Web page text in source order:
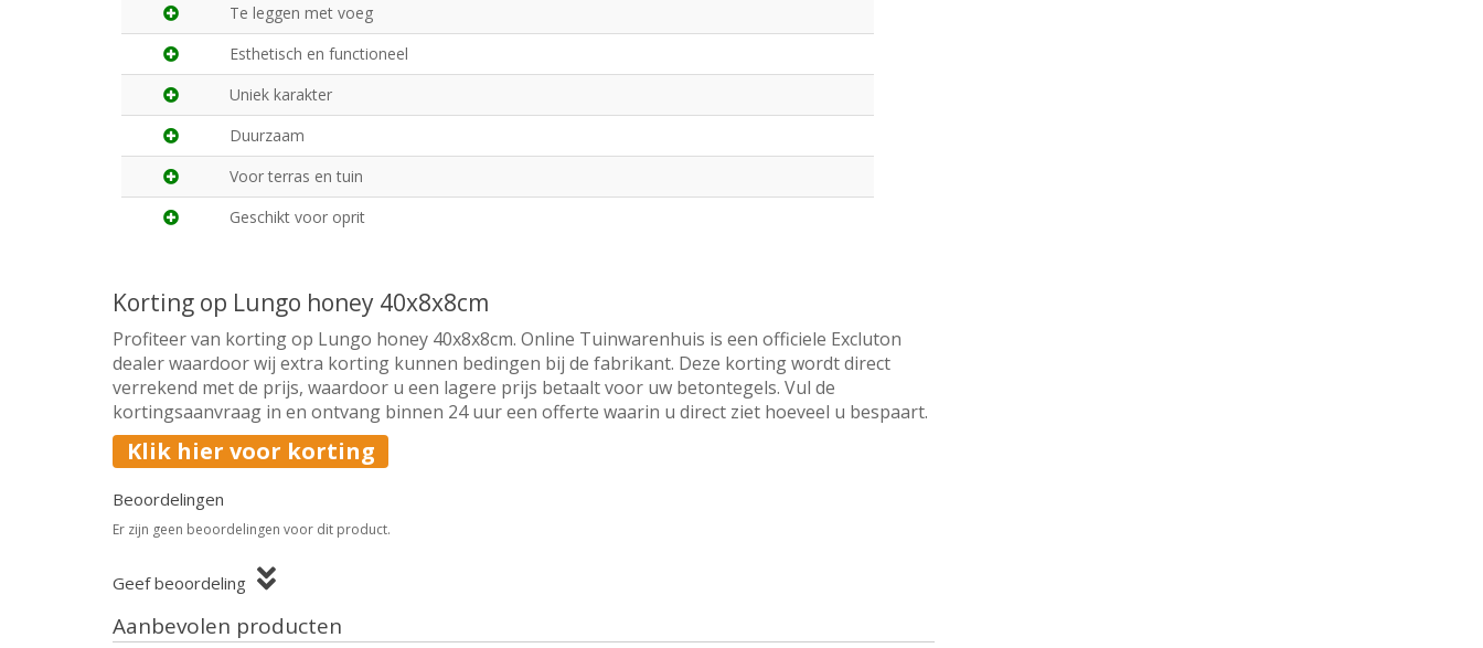
Te leggen met voeg
Esthetisch en functioneel
Uniek karakter
Duurzaam
Voor terras en tuin
Geschikt voor oprit
Korting op Lungo honey 40x8x8cm
Profiteer van korting op Lungo honey 40x8x8cm. Online Tuinwarenhuis is een officiele Excluton
dealer waardoor wij extra korting kunnen bedingen bij de fabrikant. Deze korting wordt direct
verrekend met de prijs, waardoor u een lagere prijs betaalt voor uw betontegels. Vul de
kortingsaanvraag in en ontvang binnen 24 uur een offerte waarin u direct ziet hoeveel u bespaart.
Klik hier voor korting
Beoordelingen
Er zijn geen beoordelingen voor dit product.
Geef beoordeling
Aanbevolen producten